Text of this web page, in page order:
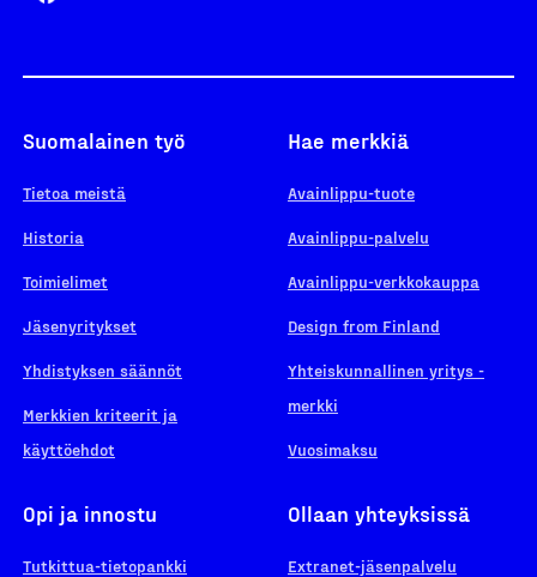
Suomalainen työ
Tietoa meistä
Historia
Toimielimet
Jäsenyritykset
Yhdistyksen säännöt
Merkkien kriteerit ja
käyttöehdot
Hae merkkiä
Avainlippu-tuote
Avainlippu-palvelu
Avainlippu-verkkokauppa
Design from Finland
Yhteiskunnallinen yritys -
merkki
Vuosimaksu
Opi ja innostu
Tutkittua-tietopankki
Ollaan yhteyksissä
Extranet-jäsenpalvelu